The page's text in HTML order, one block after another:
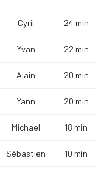
Cyril 24 min
Yvan 22 min
Alain 20 min
Yann 20 min
Michael 18 min
Sébastien 10 min